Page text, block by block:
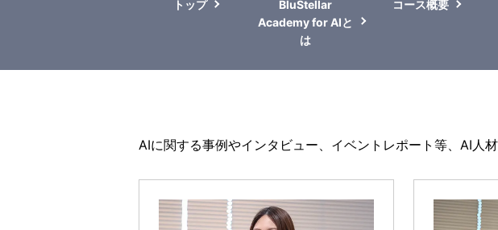
トップ
BluStellar
Academy for AIと
は
コース概要
AIに関する事例やインタビュー、イベントレポート等、AI人